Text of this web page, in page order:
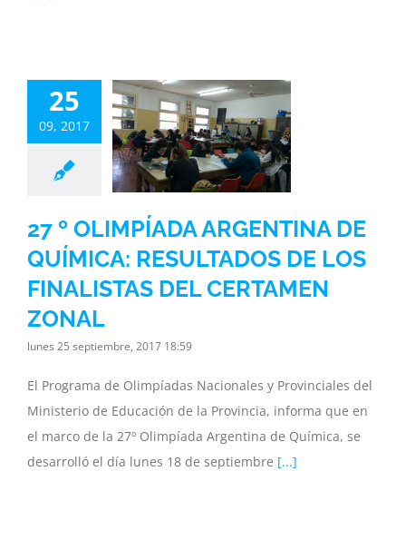
25
09, 2017
DE
DE
Noticias
Subsecretaria
27 º OLIMPÍADA ARGENTINA DE
QUÍMICA: RESULTADOS DE LOS
FINALISTAS DEL CERTAMEN
ZONAL
lunes 25 septiembre, 2017 18:59
El Programa de Olimpíadas Nacionales y Provinciales del
Ministerio de Educación de la Provincia, informa que en
el marco de la 27º Olimpíada Argentina de Química, se
desarrolló el día lunes 18 de septiembre [...]